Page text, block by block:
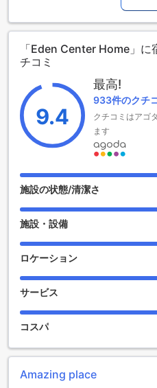
れる方々に最適な選択肢です
能で、ゆったりとした時間を
た、チェックアウトは午前11
ときをゆっくり楽しむことが
家族連れのお客様にも優しいエ
から0歳までのお子様は無料で
に特別な思い出を作るための
もてなしと共に、エデンセンタ
ください。
Eden Center Homeの便利な施
Eden Center Homeでは、快適
利な施設が充実しています。
事やプライベートの連絡をス
また、公共エリアでもWi-Fiを
でリラックスしながらオンラ
さらに、Eden Center Homeで
チェックアウトサービスも提
着時や出発時の手間を省き、
す。また、毎日のハウスキー
潔で快適な環境を保ちながら、
方にも配慮された設計となって
Eden Center Homeの交通施設
「Eden Center Home」に
チコミ
9.4
最高!
933件のクチ
クチコミはアゴ
ます
施設の状態/清潔さ
施設・設備
ロケーション
サービス
コスパ
Amazing place